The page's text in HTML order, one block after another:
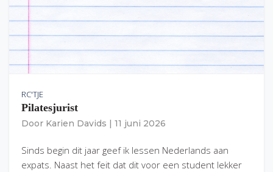
RC'TJE
Pilatesjurist
Door Karien Davids 11 juni 2026
Sinds begin dit jaar geef ik lessen Nederlands aan
expats. Naast het feit dat dit voor een student lekker